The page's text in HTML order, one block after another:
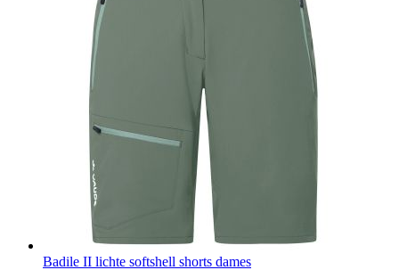
Badile II lichte softshell shorts dames